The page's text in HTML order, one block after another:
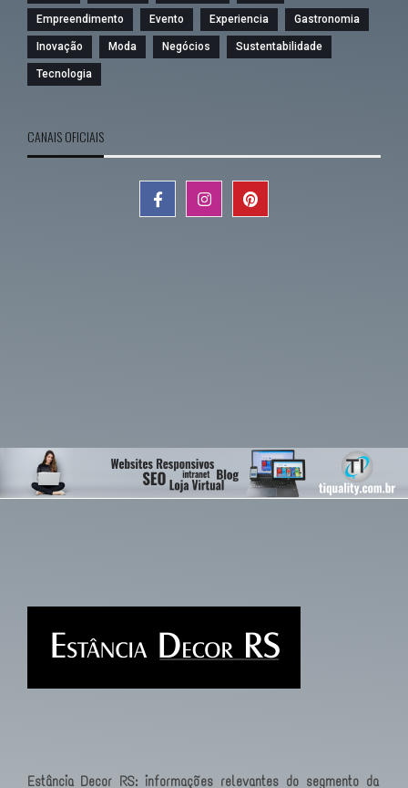
Empreendimento Evento Experiencia Gastronomia
Inovação Moda Negócios Sustentabilidade
Tecnologia
CANAIS OFICIAIS
Estância Decor RS: informações relevantes do segmento da